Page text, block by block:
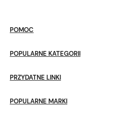
POMOC
POPULARNE KATEGORII
PRZYDATNE LINKI
POPULARNE MARKI